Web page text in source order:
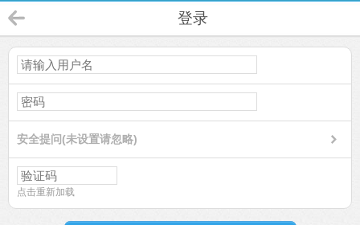
登录
安全提问(未设置请忽略)
点击重新加载